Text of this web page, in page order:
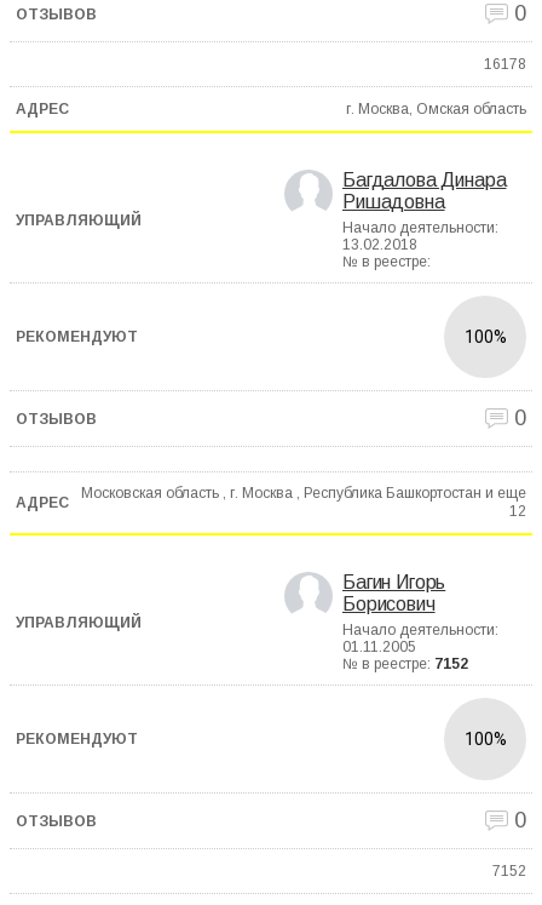
0
16178
г. Москва, Омская область
Багдалова Динара
Ришадовна
Начало деятельности:
13.02.2018
№ в реестре:
100%
0
Московская область , г. Москва , Республика Башкортостан и еще
12
Багин Игорь
Борисович
Начало деятельности:
01.11.2005
№ в реестре: 7152
100%
0
7152